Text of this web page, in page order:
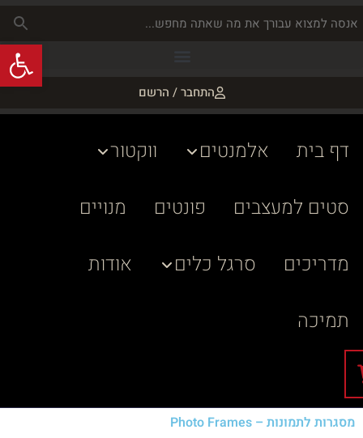
התחבר / הרשם
דף בית אלמנטים
ווקטור
סטים למעצבים
פונטים
מנויים
מדריכים
סרגל כלים
אודות
תמיכה
מסגרות לתמונות – Photo Frames